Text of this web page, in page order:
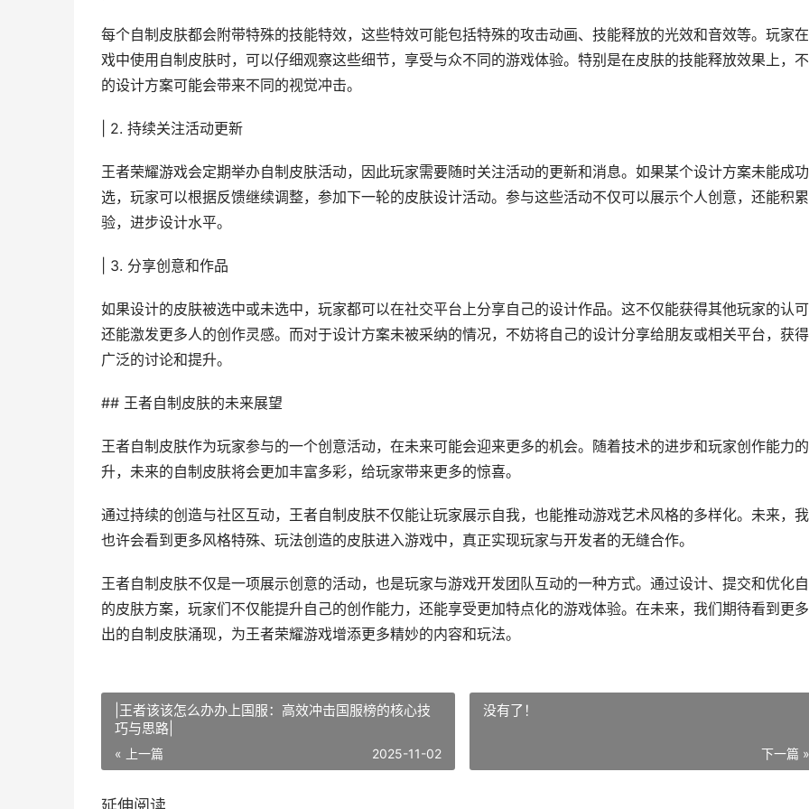
每个自制皮肤都会附带特殊的技能特效，这些特效可能包括特殊的攻击动画、技能释放的光效和音效等。玩家
戏中使用自制皮肤时，可以仔细观察这些细节，享受与众不同的游戏体验。特别是在皮肤的技能释放效果上，
的设计方案可能会带来不同的视觉冲击。
| 2. 持续关注活动更新
王者荣耀游戏会定期举办自制皮肤活动，因此玩家需要随时关注活动的更新和消息。如果某个设计方案未能成
选，玩家可以根据反馈继续调整，参加下一轮的皮肤设计活动。参与这些活动不仅可以展示个人创意，还能积
验，进步设计水平。
| 3. 分享创意和作品
如果设计的皮肤被选中或未选中，玩家都可以在社交平台上分享自己的设计作品。这不仅能获得其他玩家的认可
还能激发更多人的创作灵感。而对于设计方案未被采纳的情况，不妨将自己的设计分享给朋友或相关平台，获
广泛的讨论和提升。
## 王者自制皮肤的未来展望
王者自制皮肤作为玩家参与的一个创意活动，在未来可能会迎来更多的机会。随着技术的进步和玩家创作能力
升，未来的自制皮肤将会更加丰富多彩，给玩家带来更多的惊喜。
通过持续的创造与社区互动，王者自制皮肤不仅能让玩家展示自我，也能推动游戏艺术风格的多样化。未来，
也许会看到更多风格特殊、玩法创造的皮肤进入游戏中，真正实现玩家与开发者的无缝合作。
王者自制皮肤不仅是一项展示创意的活动，也是玩家与游戏开发团队互动的一种方式。通过设计、提交和优化
的皮肤方案，玩家们不仅能提升自己的创作能力，还能享受更加特点化的游戏体验。在未来，我们期待看到更
出的自制皮肤涌现，为王者荣耀游戏增添更多精妙的内容和玩法。
|王者该该怎么办办上国服：高效冲击国服榜的核心技
巧与思路|
« 上一篇 2025-11-02
没有了！
下一篇 »